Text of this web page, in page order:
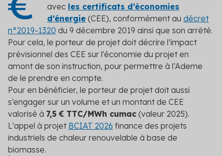
avec les certificats d’économies
d’énergie (CEE), conformément au décret
n°2019-1320 du 9 décembre 2019 ainsi que son arrêté.
Pour cela, le porteur de projet doit décrire l’impact
prévisionnel des CEE sur l'économie du projet en
amont de son instruction, pour permettre à l’Ademe
de le prendre en compte.
Pour en bénéficier, le porteur de projet doit aussi
s’engager sur un volume et un montant de CEE
valorisé à 7,5 € TTC/MWh cumac (valeur 2025).
L'appel à projet BCIAT 2026 finance des projets
industriels de chaleur renouvelable à base de
biomasse.